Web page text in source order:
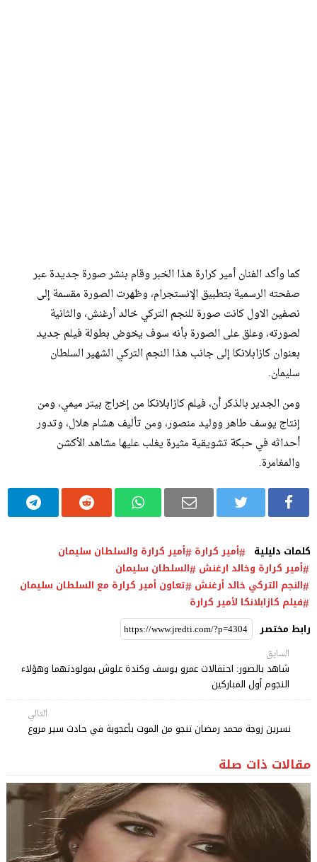
كما وأكد الفنان أمير كرارة هذا الخبر وقام بنشر صورة جديدة عبر
صفحته الرسمية بتطبيق الإنستجرام، وظهرت الصورة مقسمة إلى
نصفين الاول كانت صورة للنجم التركي خالد أرغنش، والثانية
لصورته، وعلق على الصورة بأنه سوف يخوض بطولة فيلم جديد
بعنوان كازابلانكا إلى جانب هذا النجم التركي الشهير السلطان
سليمان.
ومن الجدير بالذكر أن، فيلم كازابلانكا من إخراج بيتر ميمي، ومن
إنتاج يوسف طاهر ووليد منصور، ومن تأليف هشام هلال، وتدور
أحداثه في حبكة تشويقية مثيرة يغلب عليها مشاهد الأكشن
والمغامرة.
كلمات دليلية أمير كرارة أمير كرارة والسلطان سليمان
أمير كرارة وخالد ارغنش السلطان سليمان
النجم التركي خالد أرغنش تعاون أمير كرارة مع السلطان سليمان
فيلم كازابلانكا لأمير كرارة
رابط مختصر
السابق
شاهد بالصور: احتفالات عمرو يوسف وكندة علوش بمولودتهما وهؤلاء
النجوم أول المباركين
التالي
نسرين زوجة محمد رمضان تنجو من الموت بأعجوبة في حادث سير مروع
مقالات ذات صلة